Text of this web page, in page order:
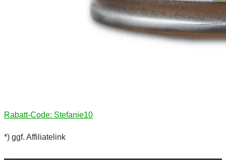
Rabatt-Code: Stefanie10
*) ggf. Affiliatelink